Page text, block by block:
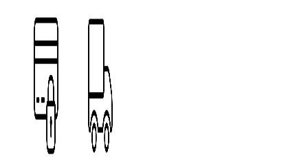
gramos
algodón
SAFRAN
cantidad